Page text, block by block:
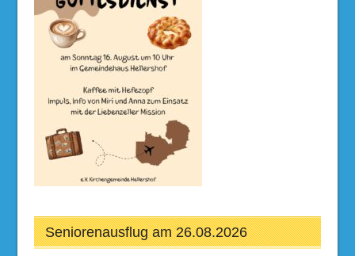
Seniorenausflug am 26.08.2026